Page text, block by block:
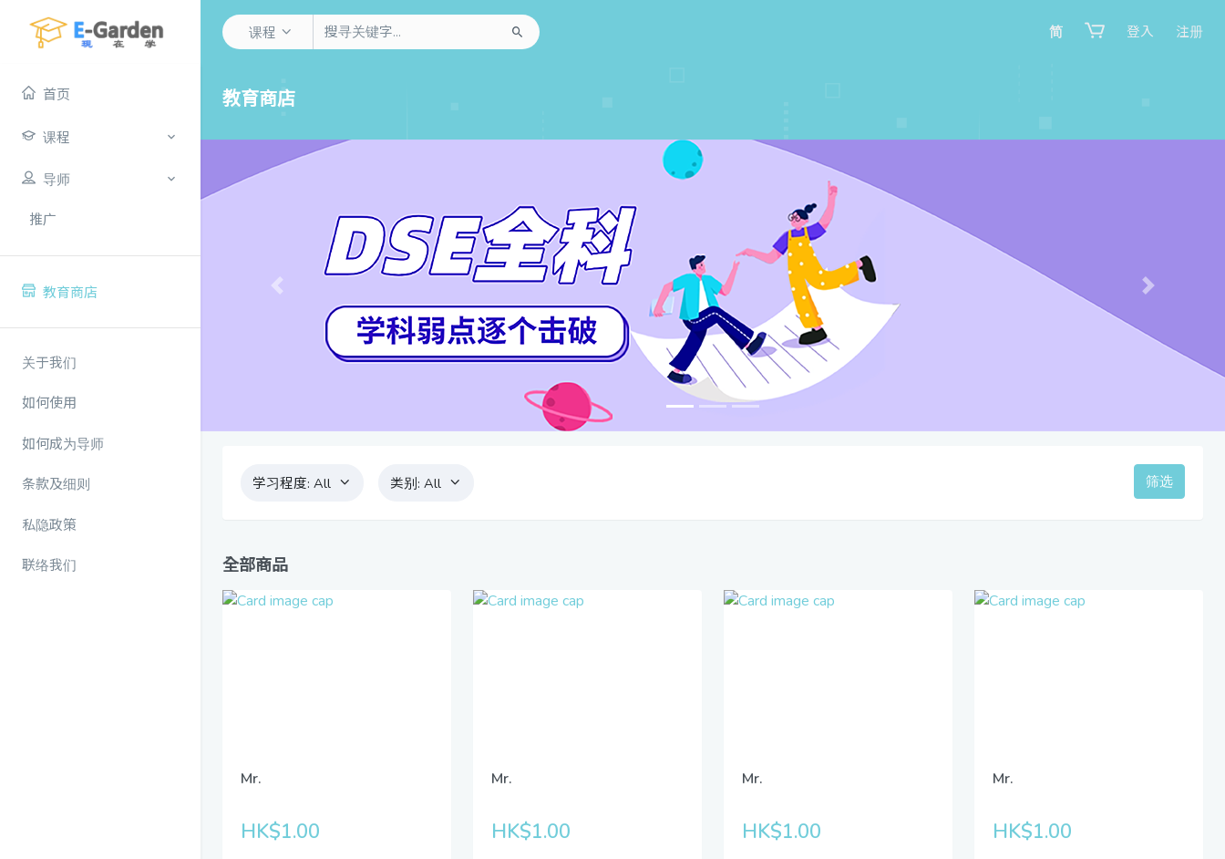
课程 简 登入 注册
首页
课程
导师
推广
教育商店
关于我们
如何使用
如何成为导师
条款及细则
私隐政策
联络我们
教育商店
Previous Next
学习程度: All 类别: All 筛选
全部商品
Mr.
HK$1.00
Mr.
HK$1.00
Mr.
HK$1.00
Mr.
HK$1.00